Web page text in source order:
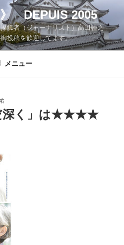
DEPUIS 2005
觚者（ジャーナリスト）高田謹之
の御投稿を歓迎してます。
メニュー
深く」は★★★★